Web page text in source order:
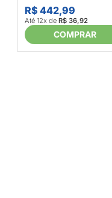
60353 - Lego 650251
R$ 442,99
Até 12x de R$ 36,92
COMPRAR